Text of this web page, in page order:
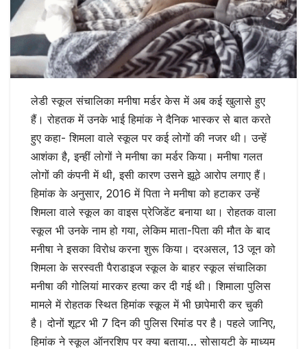
लेडी स्कूल संचालिका मनीषा मर्डर केस में अब कई खुलासे हुए
हैं। रोहतक में उनके भाई हिमांक ने दैनिक भास्कर से बात करते
हुए कहा- शिमला वाले स्कूल पर कई लोगों की नजर थी। उन्हें
आशंका है, इन्हीं लोगों ने मनीषा का मर्डर किया। मनीषा गलत
लोगों की कंपनी में थी, इसी कारण उसने झूठे आरोप लगाए हैं।
हिमांक के अनुसार, 2016 में पिता ने मनीषा को हटाकर उन्हें
शिमला वाले स्कूल का वाइस प्रेजिडेंट बनाया था। रोहतक वाला
स्कूल भी उनके नाम हो गया, लेकिम माता-पिता की मौत के बाद
मनीषा ने इसका विरोध करना शुरू किया। दरअसल, 13 जून को
शिमला के सरस्वती पैराडाइज स्कूल के बाहर स्कूल संचालिका
मनीषा की गोलियां मारकर हत्या कर दी गई थी। शिमाला पुलिस
मामले में रोहतक स्थित हिमांक स्कूल में भी छापेमारी कर चुकी
है। दोनों शूटर भी 7 दिन की पुलिस रिमांड पर है। पहले जानिए,
हिमांक ने स्कूल ऑनरशिप पर क्या बताया… सोसायटी के माध्यम